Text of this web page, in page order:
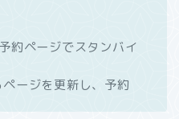
約ページでスタンバイ
ージを更新し、予約